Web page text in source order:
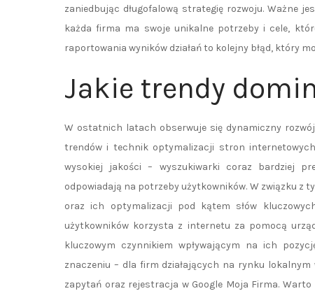
zaniedbując długofalową strategię rozwoju. Ważne
każda firma ma swoje unikalne potrzeby i cele,
raportowania wyników działań to kolejny błąd, który
Jakie trendy
W ostatnich latach obserwuje się dynamiczny
trendów i technik optymalizacji stron
wysokiej jakości – wyszukiwarki coraz bardziej
odpowiadają na potrzeby użytkowników. W związku z
oraz ich optymalizacji pod kątem słów
użytkowników korzysta z internetu za pomocą
kluczowym czynnikiem wpływającym na ich
znaczeniu – dla firm działających na rynku
zapytań oraz rejestracja w Google Moja Firma.